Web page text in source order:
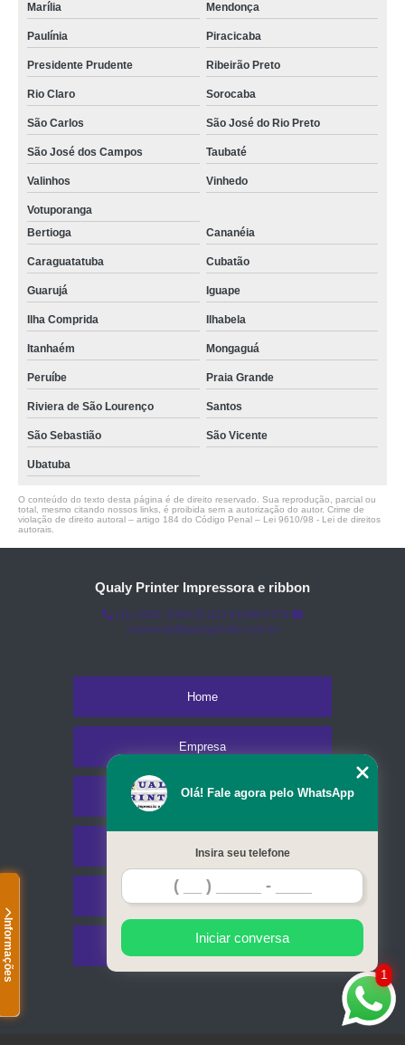
Informações
Marília Mendonça
Paulínia Piracicaba
Presidente Prudente Ribeirão Preto
Rio Claro Sorocaba
São Carlos São José do Rio Preto
São José dos Campos Taubaté
Valinhos Vinhedo
Votuporanga
Bertioga
Cananéia
Caraguatatuba Cubatão
Guarujá Iguape
Ilha Comprida Ilhabela
Itanhaém Mongaguá
Peruíbe Praia Grande
Riviera de São Lourenço Santos
São Sebastião São Vicente
Ubatuba
O conteúdo do texto desta página é de direito reservado. Sua reprodução, parcial ou
total, mesmo citando nossos links, é proibida sem a autorização do autor. Crime de
violação de direito autoral – artigo 184 do Código Penal – Lei 9610/98 - Lei de direitos
autorais
Qualy Printer Impressora e ribbon
(11) 3451-3366
(11) 91098-5778
comercial@qualyprinter.com.br
Home
Empresa
Missão
Serviços
Contato
Mapa do site
1
Olá! Fale agora pelo WhatsApp
Insira seu telefone
Iniciar conversa